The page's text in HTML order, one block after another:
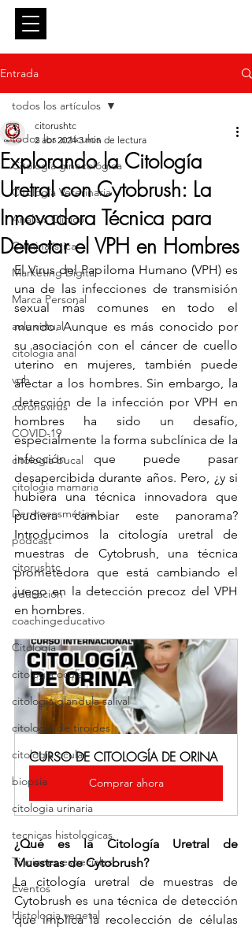
Entrada
todos los artículos
Citología ginecológica
Citología Veterinaria
Análisis Clínico
Criminalística
Marketing Digital
Marca Personal
aula virtual
citologia anal
vph
coronavirus
COVID-19
citología bucal
citologia mamaria
Dermocosmética
podcast
citorushtc
educacion
coachingeducativo
Citología
citologia ocular
citologia glandula salival
citologia de tiroides
citologia ocular
biopsia
citologia urinaria
tecnicas histologicas
Tinciones especiales
Eventos
Histologia vegetal
todos los artículos
Explorando la Citología
Uretral con Cytobrush: La
Innovadora Técnica para
Detectar el VPH en Hombres
citorushtc
2 abr 2024 3 min de lectura
El Virus del Papiloma Humano (VPH) es
una de las infecciones de transmisión
sexual más comunes en todo el
mundo. Aunque es más conocido por
su asociación con el cáncer de cuello
uterino en mujeres, también puede
afectar a los hombres. Sin embargo, la
detección de la infección por VPH en
hombres ha sido un desafío,
especialmente la forma subclínica de la
infección que puede pasar
desapercibida durante años. Pero, ¿y si
hubiera una técnica innovadora que
pudiera cambiar este panorama?
Introducimos la citología uretral de
muestras de Cytobrush, una técnica
prometedora que está cambiando el
juego en la detección precoz del VPH
en hombres.
CURSO DE CITOLOGÍA DE ORINA
Comprar ahora
¿Qué es la Citología Uretral de
Muestras de Cytobrush?
La citología uretral de muestras de
Cytobrush es una técnica de detección
que implica la recolección de células